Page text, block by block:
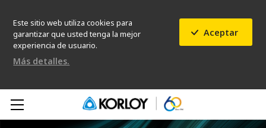
Este sitio web utiliza cookies para
garantizar que usted tenga la mejor
experiencia de usuario.
Aceptar
Más detalles.